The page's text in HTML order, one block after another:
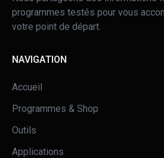
programmes testés pour vous
votre point de départ.
NAVIGATION
Accueil
Programmes & Shop
Outils
Applications